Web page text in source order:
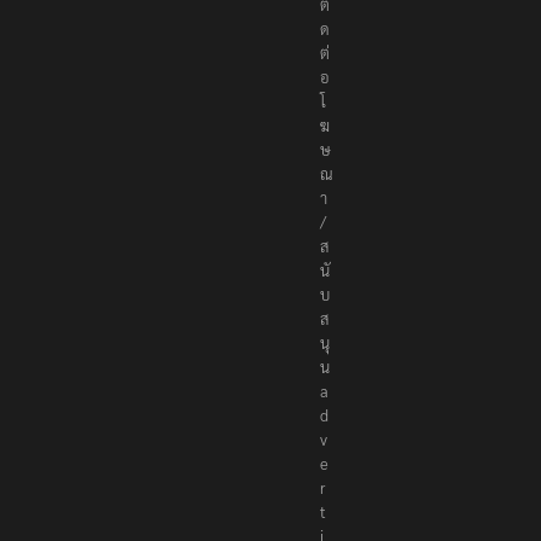
c
o
ติ
ด
ต่
อ
โ
ฆ
ษ
ณ
า
/
ส
นั
บ
ส
นุ
น
a
d
v
e